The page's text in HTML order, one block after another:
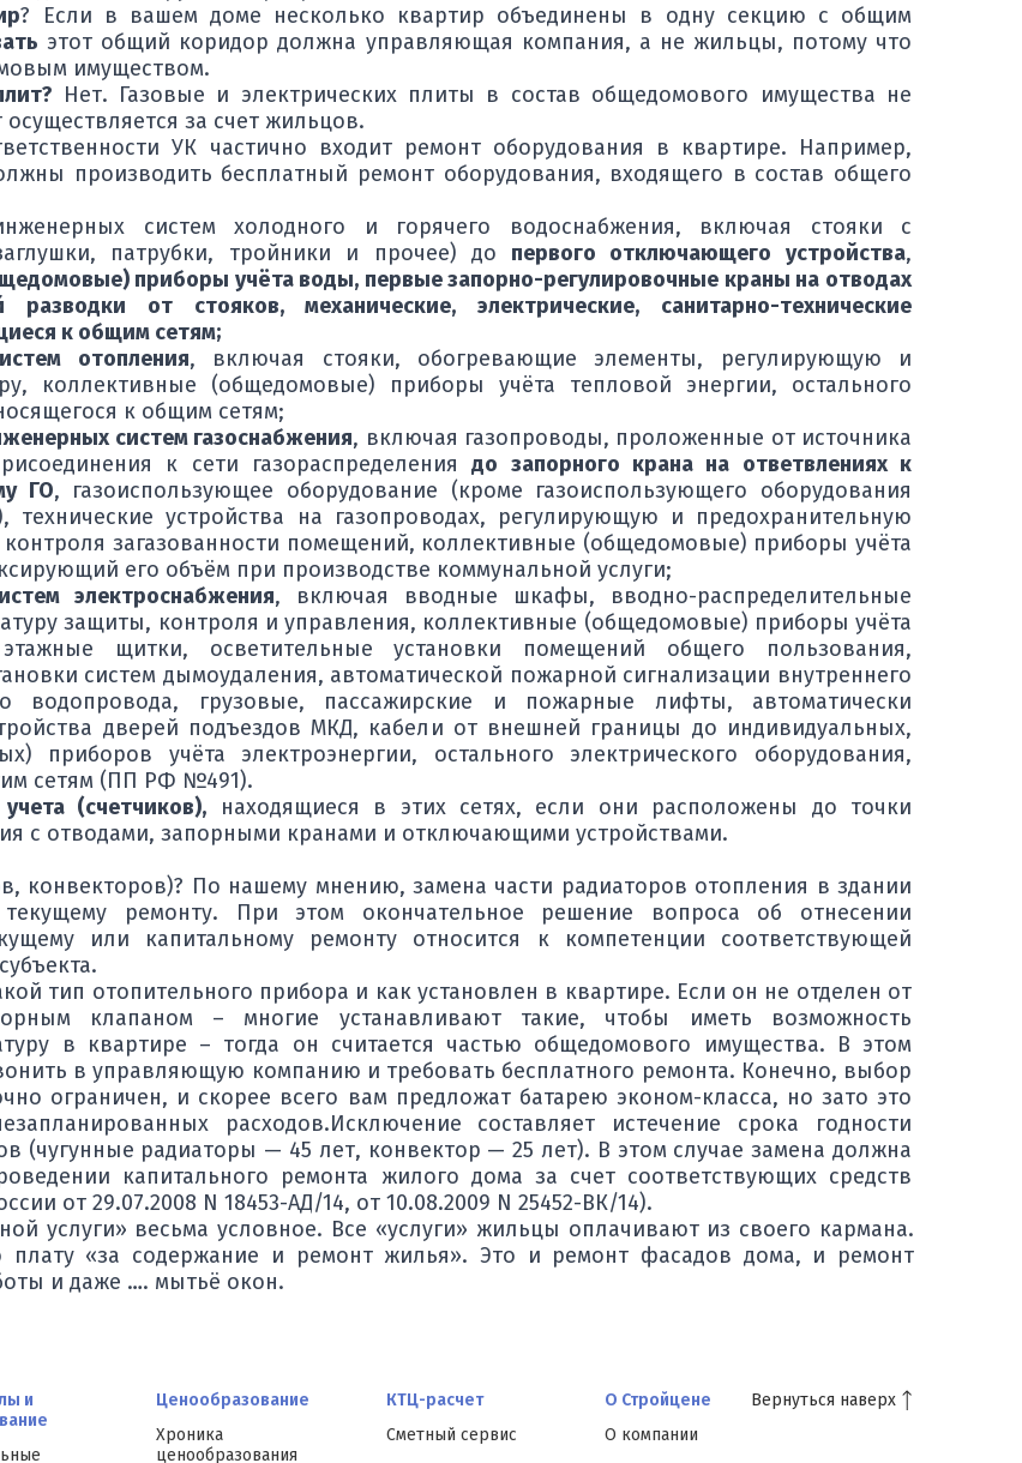
? Если в вашем доме несколько квартир объединены в одну секцию с общим
этот общий коридор должна управляющая компания, а не жильцы, потому что
имуществом.
Нет. Газовые и электрических плиты в состав общедомового имущества не
за счет жильцов.
УК частично входит ремонт оборудования в квартире. Например,
производить бесплатный ремонт оборудования, входящего в состав общего
систем холодного и горячего водоснабжения, включая стояки с
патрубки, тройники и прочее) до первого отключающего устройства,
приборы учёта воды, первые запорно-регулировочные краны на отводах
разводки от стояков, механические, электрические, санитарно-технические
к общим сетям;
отопления, включая стояки, обогревающие элементы, регулирующую и
коллективные (общедомовые) приборы учёта тепловой энергии, остального
к общим сетям;
систем газоснабжения, включая газопроводы, проложенные от источника
к сети газораспределениядо запорного крана на ответвлениях к
ГО, газоиспользующее оборудование (кроме газоиспользующего оборудования
технические устройства на газопроводах, регулирующую и предохранительную
контроля загазованности помещений, коллективные (общедомовые) приборы учёта
его объём при производстве коммунальной услуги;
электроснабжения, включая вводные шкафы, вводно-распределительные
защиты, контроля и управления, коллективные (общедомовые) приборы учёта
этажные щитки, осветительные установки помещений общего пользования,
систем дымоудаления, автоматической пожарной сигнализации внутреннего
водопровода, грузовые, пассажирские и пожарные лифты, автоматически
дверей подъездов МКД, кабели от внешней границы до индивидуальных,
приборов учёта электроэнергии, остального электрического оборудования,
сетям (ПП РФ №491).
(счетчиков), находящиеся в этих сетях, если они расположены до точки
с отводами, запорными кранами и отключающими устройствами.
конвекторов)? По нашему мнению, замена части радиаторов отопления в здании
ремонту. При этом окончательное решение вопроса об отнесении
или капитальному ремонту относится к компетенции соответствующей
тип отопительного прибора и как установлен в квартире. Если он не отделен от
клапаном – многие устанавливают такие, чтобы иметь возможность
в квартире – тогда он считается частью общедомового имущества. В этом
в управляющую компанию и требовать бесплатного ремонта. Конечно, выбор
ограничен, и скорее всего вам предложат батарею эконом-класса, но зато это
расходов.Исключение составляет истечение срока годности
(чугунные радиаторы — 45 лет, конвектор — 25 лет). В этом случае замена должна
капитального ремонта жилого дома за счет соответствующих средств
от 29.07.2008 N 18453-АД/14, от 10.08.2009 N 25452-ВК/14).
услуги» весьма условное. Все «услуги» жильцы оплачивают из своего кармана.
плату «за содержание и ремонт жилья». Это и ремонт фасадов дома, и ремонт
и даже …. мытьё окон.
и
Ценообразование
Хроника
ценообразования
КТЦ-расчет
Сметный сервис
О Стройцене
О компании
Вернуться наверх